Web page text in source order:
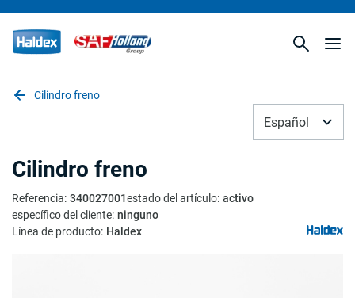
Cilindro freno
Español
Cilindro freno
Referencia: 340027001estado del artículo: activo
específico del cliente: ninguno
Línea de producto: Haldex